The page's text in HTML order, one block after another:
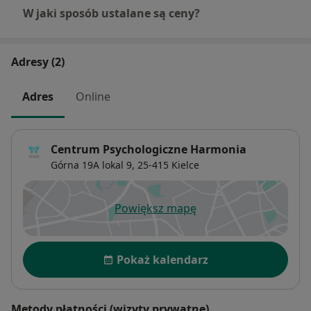
W jaki sposób ustalane są ceny?
Adresy (2)
Adres Online
Centrum Psychologiczne Harmonia
Górna 19A lokal 9, 25-415 Kielce
Powiększ mapęotwiera się w nowej karcie
Dostępność
Pokaż kalendarz